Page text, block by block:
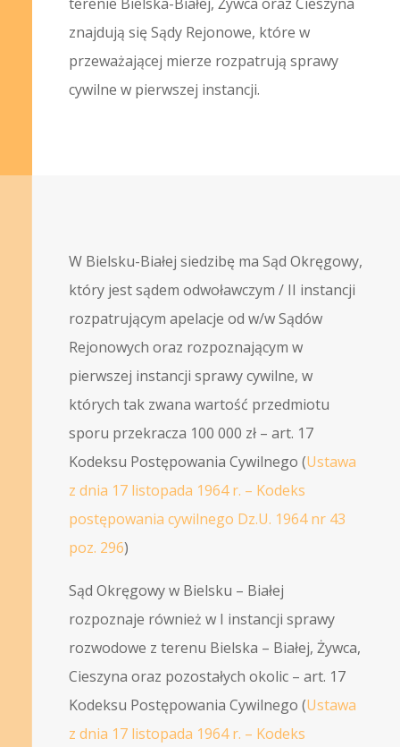
znajdują się Sądy Rejonowe, które w
przeważającej mierze rozpatrują sprawy
cywilne w pierwszej instancji.
W Bielsku-Białej siedzibę ma Sąd Okręgowy,
który jest sądem odwoławczym / II instancji
rozpatrującym apelacje od w/w Sądów
Rejonowych oraz rozpoznającym w
pierwszej instancji sprawy cywilne, w
których tak zwana wartość przedmiotu
sporu przekracza 100 000 zł – art. 17
Kodeksu Postępowania Cywilnego (Ustawa
z dnia 17 listopada 1964 r. – Kodeks
postępowania cywilnego Dz.U. 1964 nr 43
poz. 296)
Sąd Okręgowy w Bielsku – Białej
rozpoznaje również w I instancji sprawy
rozwodowe z terenu Bielska – Białej, Żywca,
Cieszyna oraz pozostałych okolic – art. 17
Kodeksu Postępowania Cywilnego (Ustawa
z dnia 17 listopada 1964 r. – Kodeks